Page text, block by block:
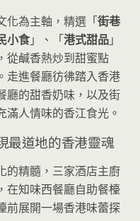
化為主軸，精選「街巷
小食」、「港式甜品」
從鹹香熱炒到甜蜜點
走進餐廳彷彿踏入香港
廳的甜香奶味，以及街
人情味的香江食光。
道地的香港靈魂
的精髓，三家酒店主廚
在知味西餐廳自助餐檯
前展開一場香港味蕾探